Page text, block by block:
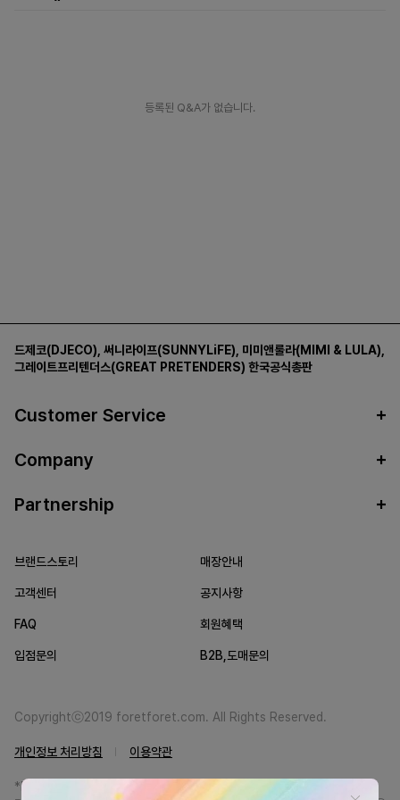
등록된 Q&A가 없습니다.
드제코(DJECO) 써니라이프(SUNNYLiFE) 미미앤룰라(MIMI & LULA)
그레이트프리텐더스(GREAT PRETENDERS) 한국공식총판
Customer Service
Company
Partnership
브랜드스토리 매장안내
고객센터 공지사항
FAQ 회원혜택
입점문의 B2B,도매문의
Copyrightⓒ2019 foretforet.com. All Rights Reserved.
개인정보 처리방침 이용약관
*FORETFORET에서는 브랜드 본사와의 직거래를 통한 정품만을 취급합니